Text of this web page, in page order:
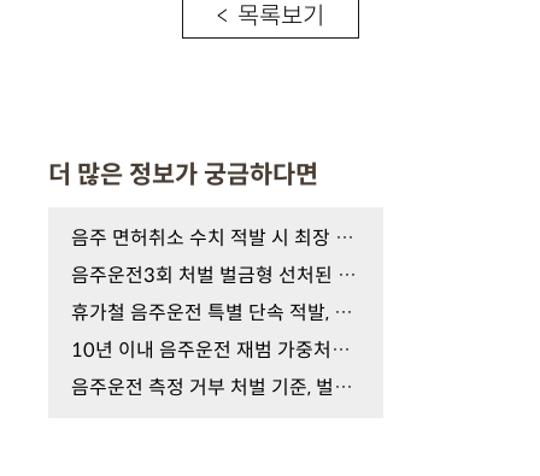
< 목록보기
더 많은 정보가 궁금하다면
음주 면허취소 수치 적발 시 최장 5년 결격기간 피하…
음주운전3회 처벌 벌금형 선처된 이들, 실형과 '이것'…
휴가철 음주운전 특별 단속 적발, 숙취운전도? 지금 …
10년 이내 음주운전 재범 가중처벌의 공포, 구속 수사…
음주운전 측정 거부 처벌 기준, 벌금 가능할까? 실형 …